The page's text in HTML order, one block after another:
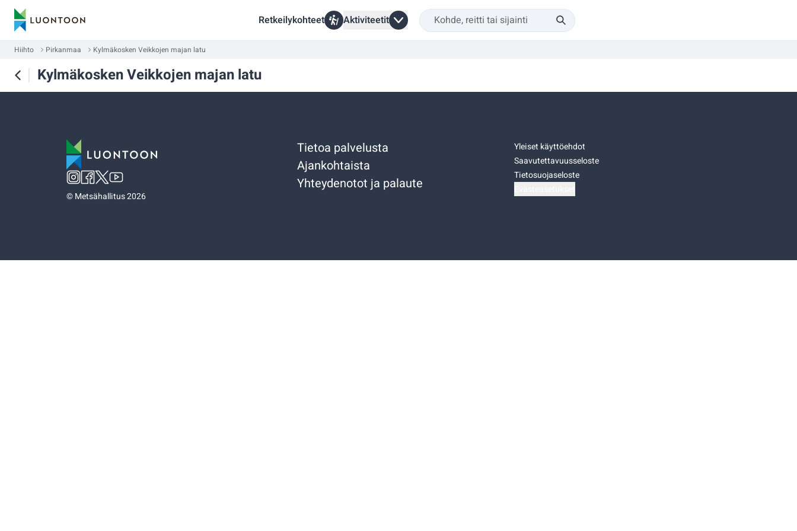
Retkeilykohteet Aktiviteetit
Hiihto Pirkanmaa Kylmäkosken Veikkojen majan latu
Kylmäkosken Veikkojen majan latu
©Metsähallitus 2026
Tietoa palvelusta
Ajankohtaista
Yhteydenotot ja palaute
Yleiset käyttöehdot
Saavutettavuusseloste
Tietosuojaseloste